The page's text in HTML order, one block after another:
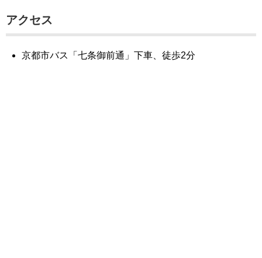
アクセス
京都市バス「七条御前通」下車、徒歩2分